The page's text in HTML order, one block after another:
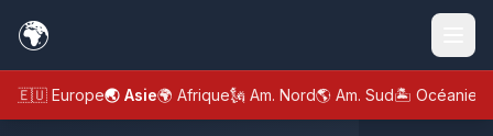
🌍
🇪🇺 Europe🌏 Asie🌍 Afrique🗽 Am. Nord🌎 Am. Sud🏝️ Océanie